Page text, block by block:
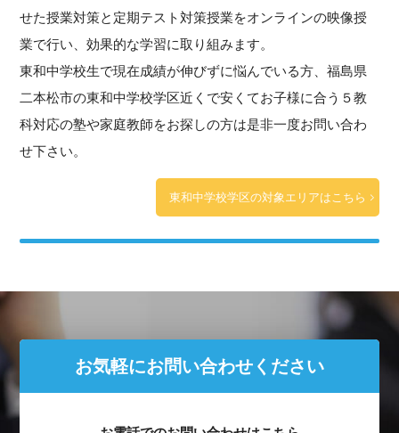
せた授業対策と定期テスト対策授業をオンラインの映像授
業で行い、効果的な学習に取り組みます。
東和中学校生で現在成績が伸びずに悩んでいる方、福島県
二本松市の東和中学校学区近くで安くてお子様に合う５教
科対応の塾や家庭教師をお探しの方は是非一度お問い合わ
せ下さい。
東和中学校学区の対象エリアはこちら
お気軽にお問い合わせください